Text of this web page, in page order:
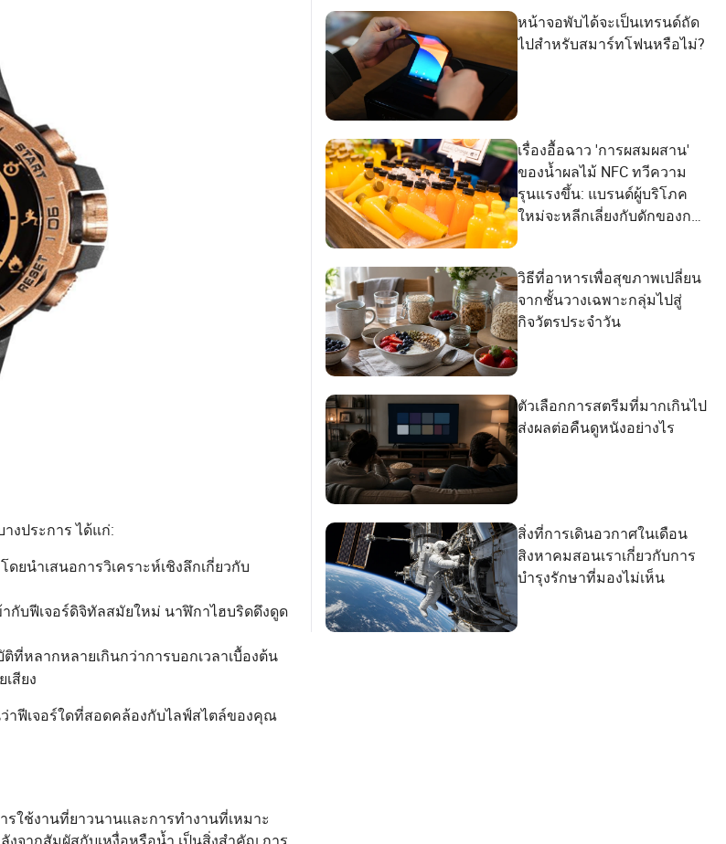
งประการ ได้แก่:
นำเสนอการวิเคราะห์เชิงลึกเกี่ยวกับ
บฟีเจอร์ดิจิทัลสมัยใหม่ นาฬิกาไฮบริดดึงดูด
หลากหลายเกินกว่าการบอกเวลาเบื้องต้น
สียง
าฟีเจอร์ใดที่สอดคล้องกับไลฟ์สไตล์ของคุณ
ใช้งานที่ยาวนานและการทำงานที่เหมาะ
หน้าจอพับได้จะเป็นเทรนด์ถัด
ไปสำหรับสมาร์ทโฟนหรือไม่?
เรื่องอื้อฉาว 'การผสมผสาน'
ของน้ำผลไม้ NFC ทวีความ
รุนแรงขึ้น: แบรนด์ผู้บริโภค
ใหม่จะหลีกเลี่ยงกับดักของการ
วิธีที่อาหารเพื่อสุขภาพเปลี่ยน
จากชั้นวางเฉพาะกลุ่มไปสู่
กิจวัตรประจำวัน
ตัวเลือกการสตรีมที่มากเกินไป
ส่งผลต่อคืนดูหนังอย่างไร
สิ่งที่การเดินอวกาศในเดือน
สิงหาคมสอนเราเกี่ยวกับการ
บำรุงรักษาที่มองไม่เห็น